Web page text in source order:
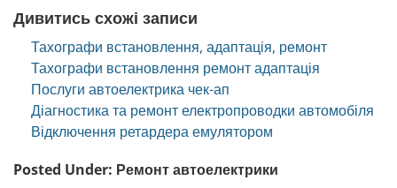
Дивитись схожі записи
Тахографи встановлення, адаптація, ремонт
Тахографи встановлення ремонт адаптація
Послуги автоелектрика чек-ап
Діагностика та ремонт електропроводки автомобіля
Відключення ретардера емулятором
Posted Under: Ремонт автоелектрики